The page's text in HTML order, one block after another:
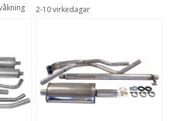
2-10 virkedagar